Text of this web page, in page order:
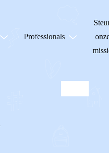
Professionals